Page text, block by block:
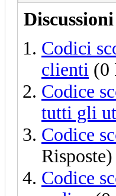
Discussioni
Codici
clienti (0
Codice
tutti gli
Codice
Risposte)
Codice